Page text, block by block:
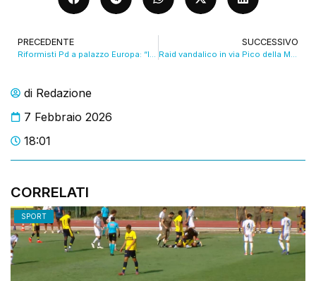
di Redazione
7 Febbraio 2026
18:01
CORRELATI
SPORT
PRECEDENTE SUCCESSIVO